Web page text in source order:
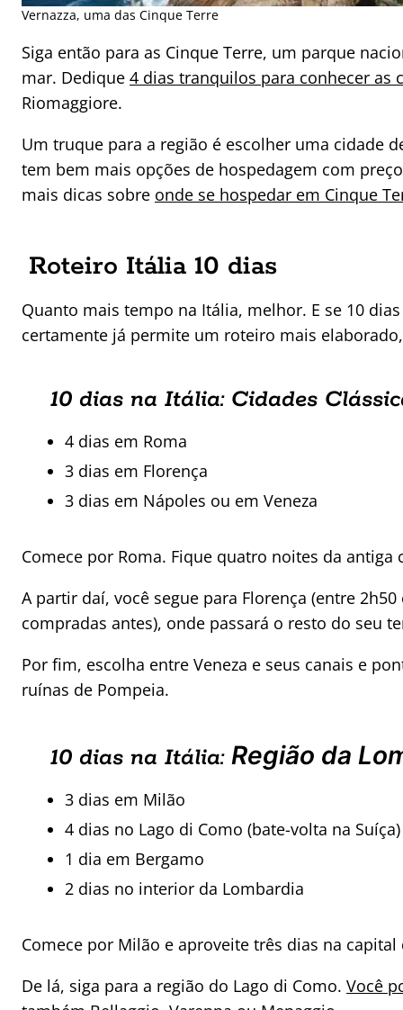
Vernazza, uma das Cinque Terre
Siga então para as Cinque Terre, um parque
mar. Dedique 4 dias tranquilos para conhecer as
Riomaggiore.
Um truque para a região é escolher uma cidade
tem bem mais opções de hospedagem com
mais dicas sobre onde se hospedar em Cinque
Roteiro Itália 10 dias
Quanto mais tempo na Itália, melhor. E se 10
certamente já permite um roteiro mais
10 dias na Itália: Cidades
4 dias em Roma
3 dias em Florença
3 dias em Nápoles ou em Veneza
Comece por Roma. Fique quatro noites da
A partir daí, você segue para Florença (entre
compradas antes), onde passará o resto do seu
Por fim, escolha entre Veneza e seus canais e
ruínas de Pompeia.
10 dias na Itália: Região da
3 dias em Milão
4 dias no Lago di Como (bate-volta na Suíça)
1 dia em Bergamo
2 dias no interior da Lombardia
Comece por Milão e aproveite três dias na
De lá, siga para a região do Lago di Como. Você